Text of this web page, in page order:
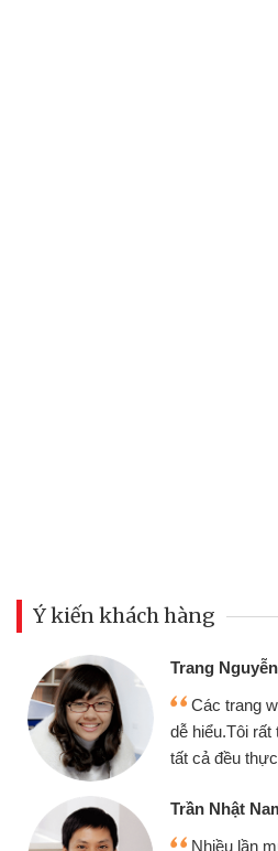
Ý kiến khách hàng
Đoàn Hữu
Mình cần
nhưng thật
không cần
Cấn Văn Lực